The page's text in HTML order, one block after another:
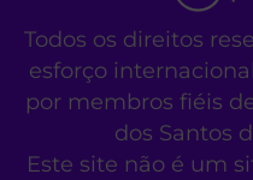
Todos os direitos
esforço
por membros fiéis
dos Santos
Este site não é um